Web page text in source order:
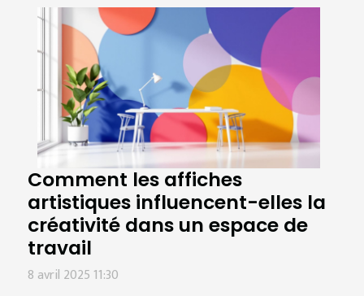
Comment les affiches
artistiques influencent-elles la
créativité dans un espace de
travail
8 avril 2025 11:30